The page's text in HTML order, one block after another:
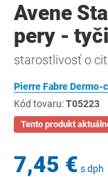
Avene
pery -
starostlivosť o
Pierre Fabre Dermo-
Kód tovaru:T05223
Tento produkt
7,45 € s dph